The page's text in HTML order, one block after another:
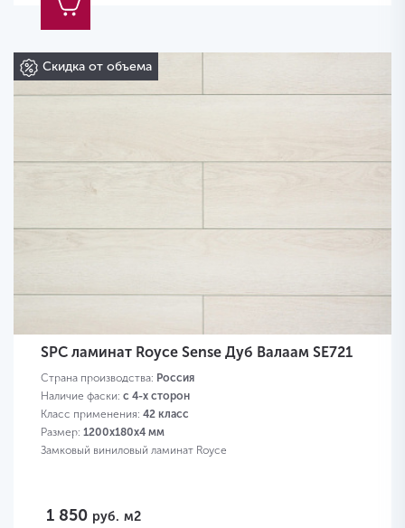
Скидка от объема
SPC ламинат Royce Sense Дуб Валаам SE721
Страна производства: Россия
Наличие фаски: с 4-х сторон
Класс применения: 42 класс
Размер: 1200х180х4 мм
Замковый виниловый ламинат Royce
1 850 руб. м2